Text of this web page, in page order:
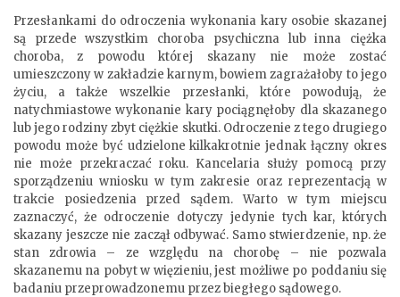
Przesłankami do odroczenia wykonania kary osobie skazanej
są przede wszystkim choroba psychiczna lub inna ciężka
choroba, z powodu której skazany nie może zostać
umieszczony w zakładzie karnym, bowiem zagrażałoby to jego
życiu, a także wszelkie przesłanki, które powodują, że
natychmiastowe wykonanie kary pociągnęłoby dla skazanego
lub jego rodziny zbyt ciężkie skutki. Odroczenie z tego drugiego
powodu może być udzielone kilkakrotnie jednak łączny okres
nie może przekraczać roku. Kancelaria służy pomocą przy
sporządzeniu wniosku w tym zakresie oraz reprezentacją w
trakcie posiedzenia przed sądem. Warto w tym miejscu
zaznaczyć, że odroczenie dotyczy jedynie tych kar, których
skazany jeszcze nie zaczął odbywać. Samo stwierdzenie, np. że
stan zdrowia – ze względu na chorobę – nie pozwala
skazanemu na pobyt w więzieniu, jest możliwe po poddaniu się
badaniu przeprowadzonemu przez biegłego sądowego.